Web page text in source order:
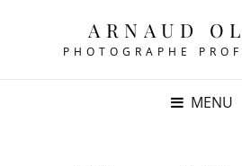
ARNAUD
PHOTOGRAPHE
MENU